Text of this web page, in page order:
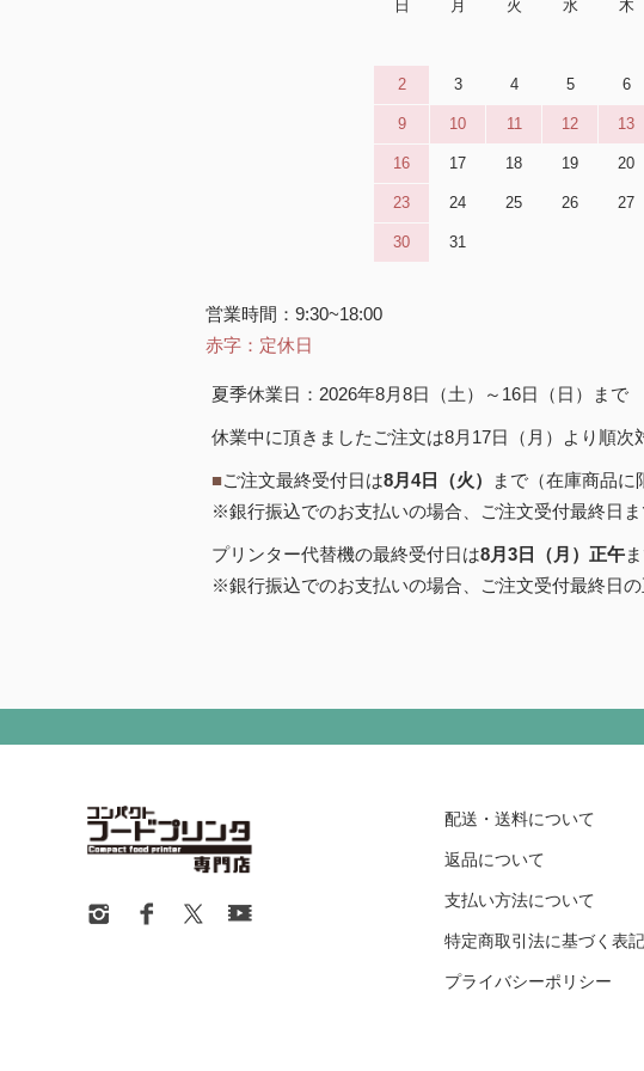
日 月 火 水 木
2 3 4 5 6
9 10 11 12 13
16 17 18 19 20
23 24 25 26 27
30 31
営業時間：9:30~18:00
赤字：定休日
夏季休業日：2026年8月8日（土）～16日（日）まで
休業中に頂きましたご注文は8月17日（月）より順次
■ご注文最終受付日は8月4日（火）
まで（在庫商品に
※銀行振込でのお支払いの場合、ご注文受付最終日ま
プリンター代替機の最終受付日は8月3日（月）正午
※銀行振込でのお支払いの場合、ご注文受付最終日の
配送・送料について
返品について
支払い方法について
特定商取引法に基づく表記
プライバシーポリシー